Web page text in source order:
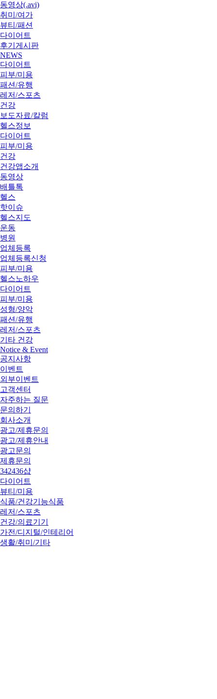
동영상(.avi)
취미/여가
뷰티/패션
다이어트
후기게시판
NEWS
다이어트
피부/미용
패션/유행
레저/스포츠
건강
보도자료/칼럼
헬스정보
다이어트
피부/미용
건강
건강앱소개
동영상
배틀톡
헬스
핫이슈
헬스지도
운동
병원
업체등록
업체등록신청
피부/미용
헬스노하우
다이어트
피부/미용
성형/양악
패션/유행
레저/스포츠
기타 건강
Notice & Event
공지사항
이벤트
외부이벤트
고객센터
자주하는 질문
문의하기
회사소개
광고/제휴문의
광고/제휴안내
광고문의
제휴문의
342436샵
다이어트
뷰티/미용
식품/건강기능식품
레저/스포츠
건강/의료기기
가전/디지털/인테리어
생활/취미/기타